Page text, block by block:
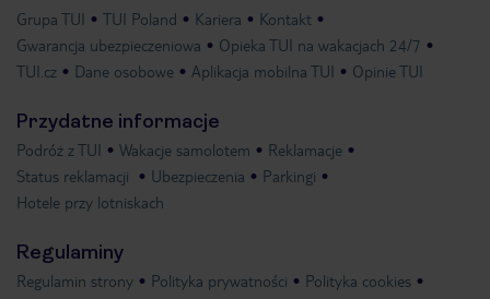
Grupa TUI TUI Poland Kariera
Kontakt
Gwarancja ubezpieczeniowa
Opieka TUI na wakacjach 24/7
TUI.cz
Dane osobowe Aplikacja mobilna TUI Opinie TUI
Przydatne informacje
Podróż z TUI Wakacje samolotem
Reklamacje
Status reklamacji
Ubezpieczenia
Parkingi
Hotele przy lotniskach
Regulaminy
Regulamin strony Polityka prywatności
Polityka cookies